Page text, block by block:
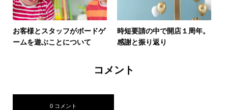
お客様とスタッフがボードゲ
ームを遊ぶことについて
時短要請の中で開店１周年。
感謝と振り返り
コメント
0 コメント